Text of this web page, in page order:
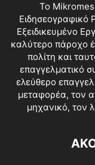
Το
Ειδησεογραφικό
Εξειδικευμένο
καλύτερο πάροχο
πολίτη και
επαγγελματικό
ελεύθερο
μεταφορέα, τον
μηχανικό, τον